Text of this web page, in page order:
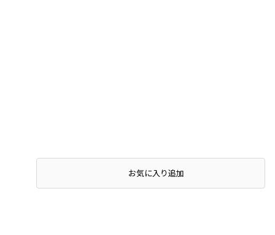
お気に入り追加